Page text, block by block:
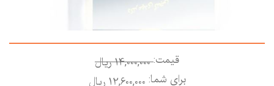
قیمت:14,000,000 ريال
برای شما:12,600,000 ريال